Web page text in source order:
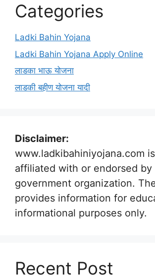
Categories
Ladki Bahin Yojana
Ladki Bahin Yojana Apply Online
लाडका भाऊ योजना
लाडकी बहीण योजना यादी
Disclaimer:
www.ladkibahiniyojana.com
affiliated with or endorsed by
government organization.
provides information for
informational purposes only.
Recent Post